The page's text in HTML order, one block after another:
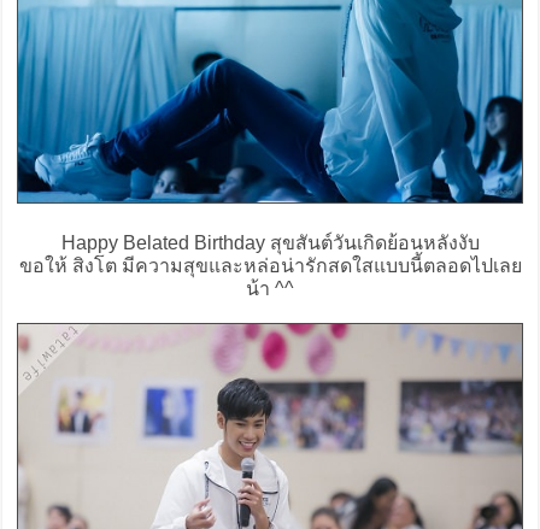
Happy Belated Birthday สุขสันต์วันเกิดย้อนหลังงับ
ขอให้ สิงโต มีความสุขและหล่อน่ารักสดใสแบบนี้ตลอดไปเลย
น้า ^^